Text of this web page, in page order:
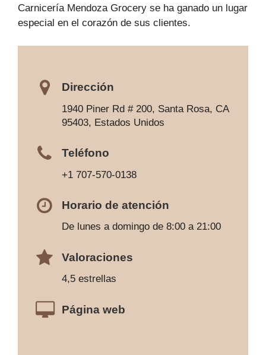
Carnicería Mendoza Grocery se ha ganado un lugar
especial en el corazón de sus clientes.
Dirección
1940 Piner Rd # 200, Santa Rosa, CA
95403, Estados Unidos
Teléfono
+1 707-570-0138
Horario de atención
De lunes a domingo de 8:00 a 21:00
Valoraciones
4,5 estrellas
Página web